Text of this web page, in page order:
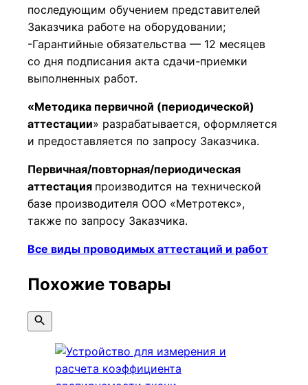
последующим обучением представителей
Заказчика работе на оборудовании;
-Гарантийные обязательства — 12 месяцев
со дня подписания акта сдачи-приемки
выполненных работ.
«Методика первичной (периодической)
аттестации» разрабатывается, оформляется
и предоставляется по запросу Заказчика.
Первичная/повторная/периодическая
аттестация производится на технической
базе производителя ООО «Метротекс»,
также по запросу Заказчика.
Все виды проводимых аттестаций и работ
Похожие товары